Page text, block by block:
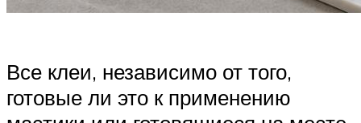
Все клеи, независимо от того,
готовые ли это к применению